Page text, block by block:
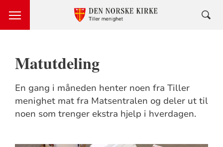
Matutdeling
En gang i måneden henter noen fra Tiller
menighet mat fra Matsentralen og deler ut til
noen som trenger ekstra hjelp i hverdagen.